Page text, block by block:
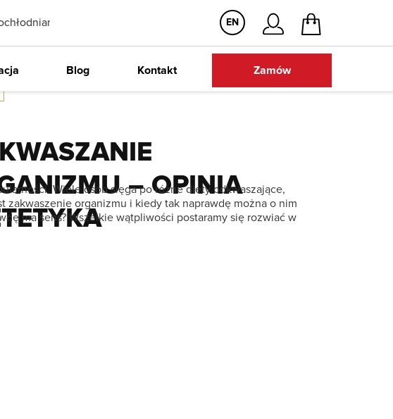
Dowóz
EN
Blog Kontakt Zamów
– OPINIA
Wiele osób sięga po różne diety odkwaszające,
organizmu i kiedy tak naprawdę można o nim
ma sens? Wszelkie wątpliwości postaramy się rozwiać w